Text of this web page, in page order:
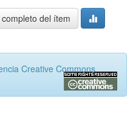
del ítem
Creative Commons